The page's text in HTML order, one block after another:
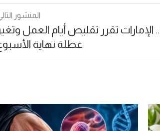
المنشور
الإمارات تقرر تقليص أيام العمل وتغير
عطلة نهاية